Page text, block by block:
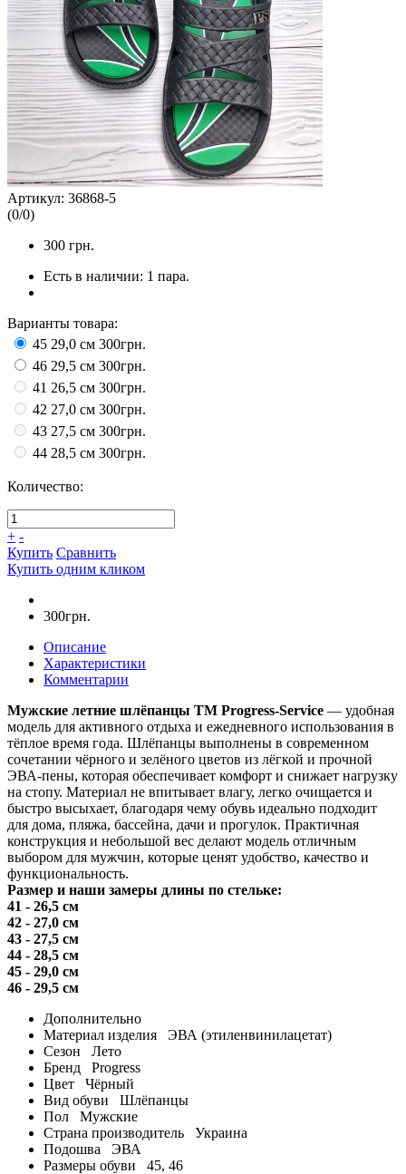
Артикул: 36868-5
(0/0)
300 грн.
Есть в наличии: 1 пара.
Варианты товара:
45 29,0 см 300грн.
46 29,5 см 300грн.
41 26,5 см 300грн.
42 27,0 см 300грн.
43 27,5 см 300грн.
44 28,5 см 300грн.
Количество:
+ -
Купить Сравнить
Купить одним кликом
300грн.
Описание
Характеристики
Комментарии
Мужские летние шлёпанцы ТМ Progress-Service — удобная
модель для активного отдыха и ежедневного использования в
тёплое время года. Шлёпанцы выполнены в современном
сочетании чёрного и зелёного цветов из лёгкой и прочной
ЭВА-пены, которая обеспечивает комфорт и снижает нагрузку
на стопу. Материал не впитывает влагу, легко очищается и
быстро высыхает, благодаря чему обувь идеально подходит
для дома, пляжа, бассейна, дачи и прогулок. Практичная
конструкция и небольшой вес делают модель отличным
выбором для мужчин, которые ценят удобство, качество и
функциональность.
Размер и наши замеры длины по стельке:
41 - 26,5 см
42 - 27,0 см
43 - 27,5 см
44 - 28,5 см
45 - 29,0 см
46 - 29,5 см
Дополнительно
Материал изделия
ЭВА (этиленвинилацетат)
Сезон
Лето
Бренд
Progress
Цвет
Чёрный
Вид обуви
Шлёпанцы
Пол
Мужские
Страна производитель
Украина
Подошва
ЭВА
Размеры обуви
45, 46